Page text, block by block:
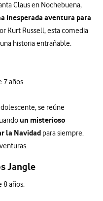
Claus en Nochebuena,
inesperada aventura para
Kurt Russell, esta comedia
historia entrañable.
7 años.
se reúne
un misterioso
la Navidad para siempre.
Jangle
8 años.